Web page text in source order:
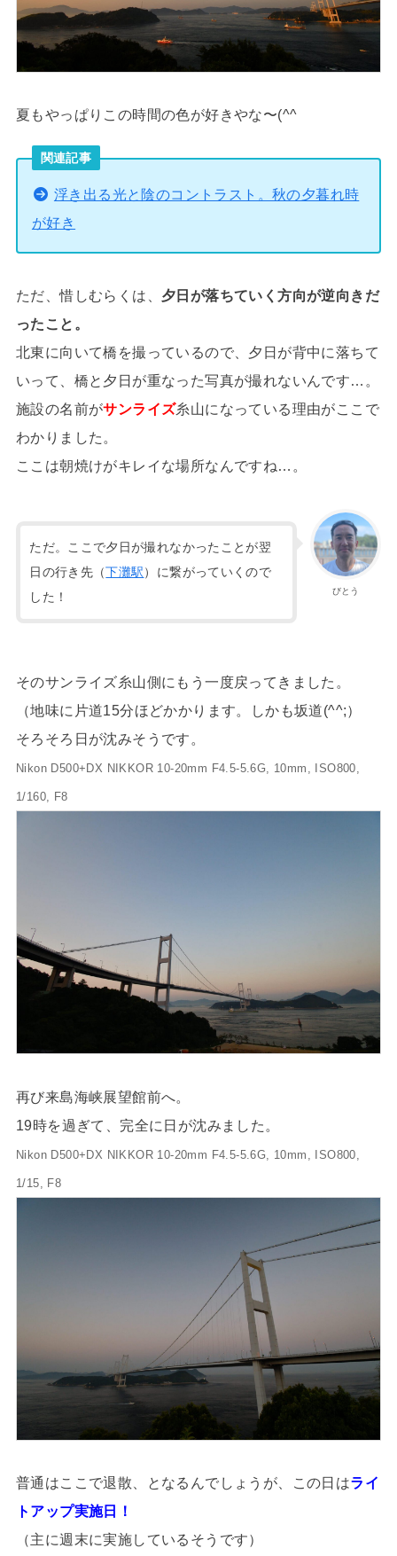
夏もやっぱりこの時間の色が好きやな〜(^^
関連記事
浮き出る光と陰のコントラスト。秋の夕暮れ時
が好き
ただ、惜しむらくは、 夕日が落ちていく方向が逆向きだ
ったこと。
北東に向いて橋を撮っているので、夕日が背中に落ちて
いって、橋と夕日が重なった写真が撮れないんです…。
施設の名前がサンライズ糸山になっている理由がここで
わかりました。
ここは朝焼けがキレイな場所なんですね…。
びとう
ただ。ここで夕日が撮れなかったことが翌
日の行き先（下灘駅）に繋がっていくので
した！
そのサンライズ糸山側にもう一度戻ってきました。
（地味に片道15分ほどかかります。しかも坂道(^^;）
そろそろ日が沈みそうです。
Nikon D500+DX NIKKOR 10-20mm F4.5-5.6G, 10mm, ISO800,
1/160, F8
再び来島海峡展望館前へ。
19時を過ぎて、完全に日が沈みました。
Nikon D500+DX NIKKOR 10-20mm F4.5-5.6G, 10mm, ISO800,
1/15, F8
普通はここで退散、となるんでしょうが、この日はライ
トアップ実施日！
（主に週末に実施しているそうです）